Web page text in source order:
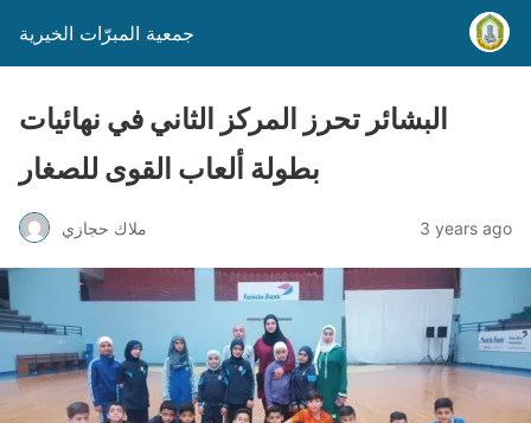
جمعية المبرّات الخيرية
البشائر تحرز المركز الثاني في نهائيات
بطولة ألعاب القوى للصغار
ملاك حجازي 3 years ago